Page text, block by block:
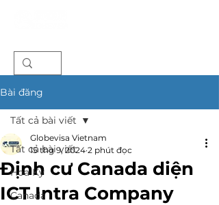
Bài đăng
Tất cả bài viết
Hoa Kỳ
Canada
Tất cả bài viết
Định cư Canada diện
ICT Intra Company
Globevisa Vietnam
15 thg 9, 2024 2 phút đọc